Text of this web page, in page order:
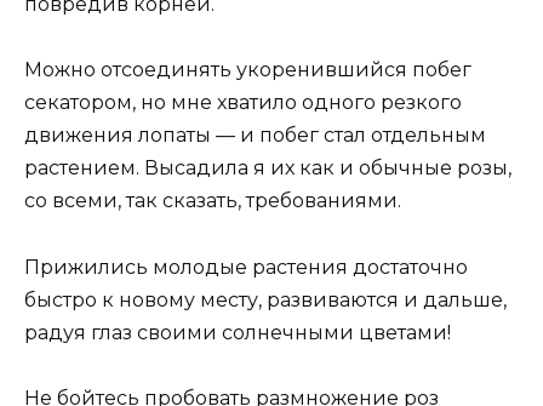
Можно отсоединять укоренившийся побег
секатором, но мне хватило одного резкого
движения лопаты — и побег стал отдельным
растением. Высадила я их как и обычные розы,
со всеми, так сказать, требованиями.
Прижились молодые растения достаточно
быстро к новому месту, развиваются и дальше,
радуя глаз своими солнечными цветами!
Не бойтесь пробовать размножение роз